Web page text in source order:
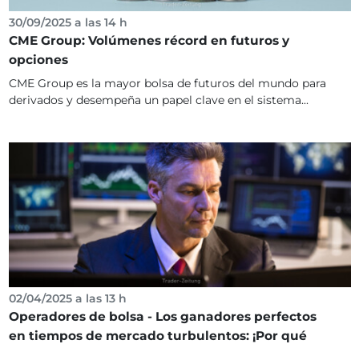
30/09/2025 a las 14 h
CME Group: Volúmenes récord en futuros y
opciones
CME Group es la mayor bolsa de futuros del mundo para
derivados y desempeña un papel clave en el sistema...
02/04/2025 a las 13 h
Operadores de bolsa - Los ganadores perfectos
en tiempos de mercado turbulentos: ¡Por qué